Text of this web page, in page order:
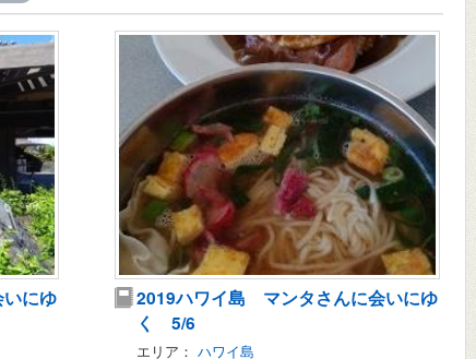
にゆ
2019ハワイ島 マンタさんに会いにゆ
く 5/6
エリア： ハワイ島